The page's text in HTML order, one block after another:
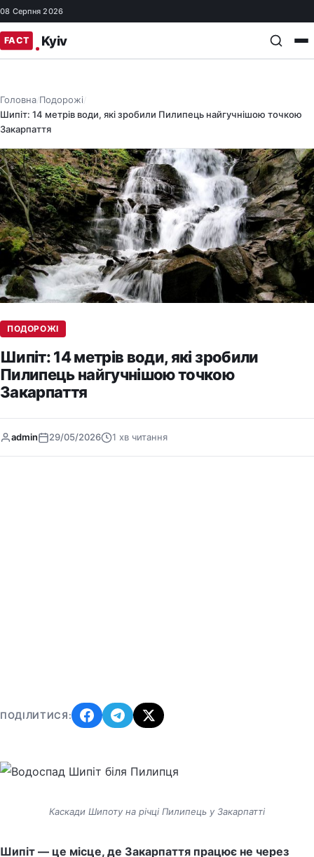
08 Серпня 2026
Головна/ Подорожі/
Шипіт: 14 метрів води, які зробили Пилипець найгучнішою точкою
Закарпаття
ПОДОРОЖІ
Шипіт: 14 метрів води, які зробили
Пилипець найгучнішою точкою
Закарпаття
admin 29/05/2026 1 хв читання
ПОДІЛИТИСЯ:
Каскади Шипоту на річці Пилипець у Закарпатті
Шипіт — це місце, де Закарпаття працює не через